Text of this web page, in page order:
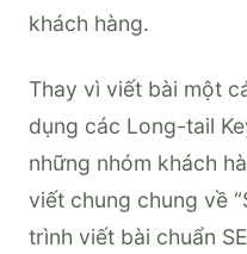
khách hàng.
Thay vì viết bài một
dụng các Long-tail
những nhóm khách
viết chung chung về
trình viết bài chuẩn